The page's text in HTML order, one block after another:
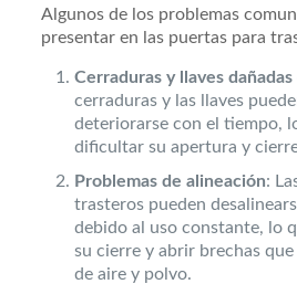
Algunos de los problemas
presentar en las puertas para
Cerraduras y llaves
cerraduras y las llaves
deteriorarse con el tiempo,
dificultar su apertura y
Problemas de alineación:
trasteros pueden
debido al uso constante, lo
su cierre y abrir brechas
de aire y polvo.